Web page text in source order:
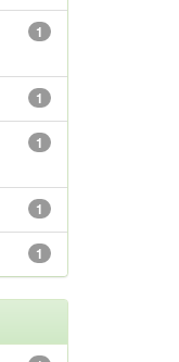
1
1
1
1
1